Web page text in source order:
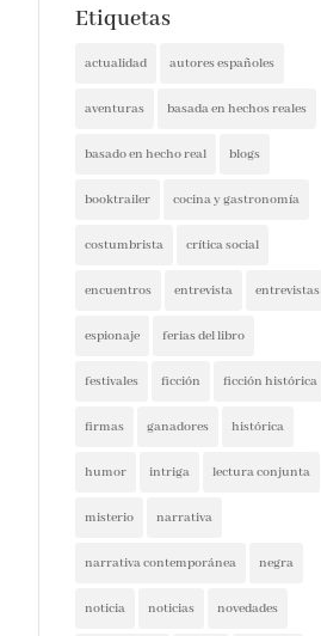
Etiquetas
actualidad autores españoles
aventuras basada en hechos reales
basado en hecho real blogs
booktrailer cocina y gastronomía
costumbrista crítica social
encuentros entrevista entrevistas
espionaje ferias del libro
festivales ficción ficción histórica
firmas ganadores histórica
humor intriga lectura conjunta
misterio narrativa
narrativa contemporánea negra
noticia noticias novedades